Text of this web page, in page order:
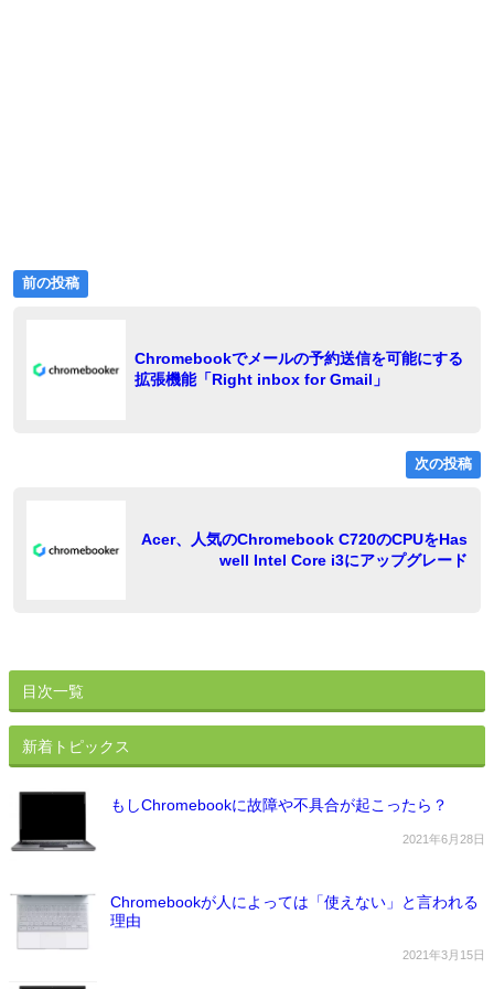
投
ナ
前の投稿
の
Chromebookでメールの予約送信を可能にする
拡張機能「Right inbox for Gmail」
次の投稿
Acer、人気のChromebook C720のCPUをHas
well Intel Core i3にアップグレード
目次一覧
新着トピックス
もしChromebookに故障や不具合が起こったら？
2021年6月28日
Chromebookが人によっては「使えない」と言われる
理由
2021年3月15日